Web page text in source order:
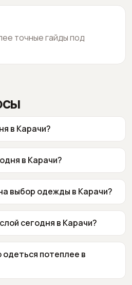
точные гайды под
в Карачи?
в Карачи?
выбор одежды в Карачи?
сегодня в Карачи?
одеться потеплее в